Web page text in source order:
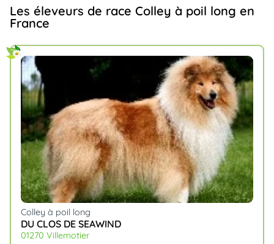
Chiens
Services
Assurances
Connexion
Les éleveurs de race Colley à poil long en
France
Colley à poil long
DU CLOS DE SEAWIND
01270 Villemotier